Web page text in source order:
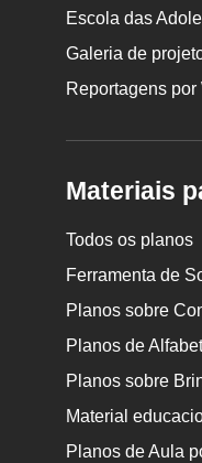
Escola das
Galeria de
Reportagens por
Materiais
Todos os planos
Ferramenta de
Planos sobre
Planos de
Planos sobre
Material
Planos de Aula